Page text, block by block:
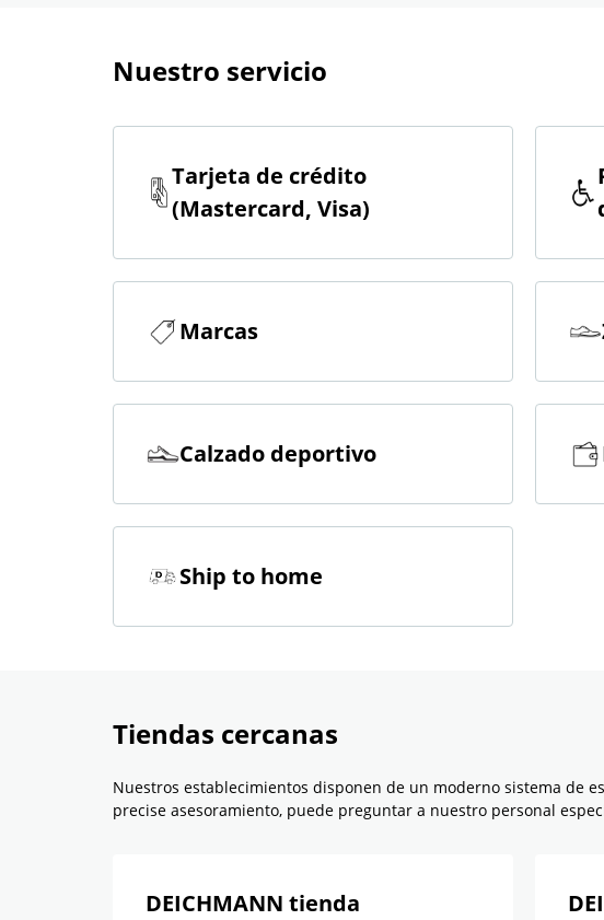
Nuestro servicio
Tarjeta de crédito
(Mastercard, Visa)
Marcas
Calzado deportivo
Ship to home
Tiendas cercanas
Nuestros establecimientos disponen de un moderno sistema de
precise asesoramiento, puede preguntar a nuestro personal
DEICHMANN tienda